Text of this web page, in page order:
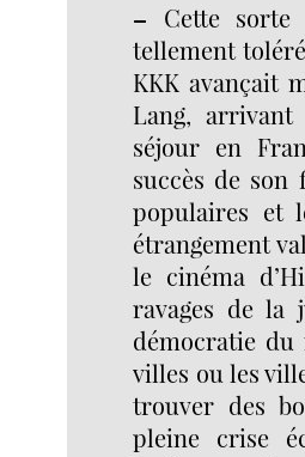
– Cette
tellement
KKK avançait
Lang,
séjour en
succès de son
populaires et
étrangement
le cinéma
ravages de la
démocratie du
villes ou les
trouver des
pleine crise